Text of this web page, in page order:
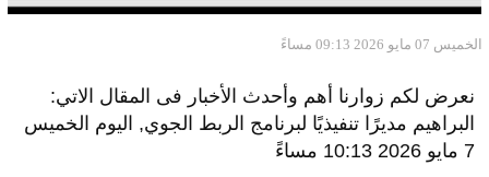
الخميس 07 مايو 2026 09:13 مساءً
نعرض لكم زوارنا أهم وأحدث الأخبار فى المقال الاتي:
البراهيم مديرًا تنفيذيًا لبرنامج الربط الجوي, اليوم الخميس
7 مايو 2026 10:13 مساءً